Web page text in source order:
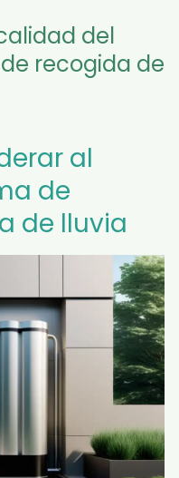
del
recogida de
al
de
de lluvia